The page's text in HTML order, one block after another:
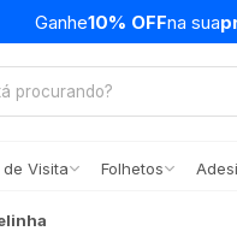
Ganhe10% OFFna sua
Visita Folhetos